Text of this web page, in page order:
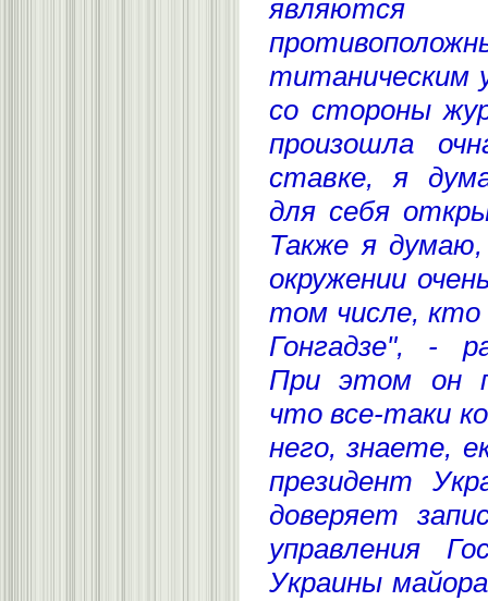
являются
титаническим
со стороны
произошла
ставке, я
для себя
Также я
окружении
том числе, кто
Гонгадзе", -
При этом он
что все-таки
него, знаете,
президент
доверяет
управления
Украины